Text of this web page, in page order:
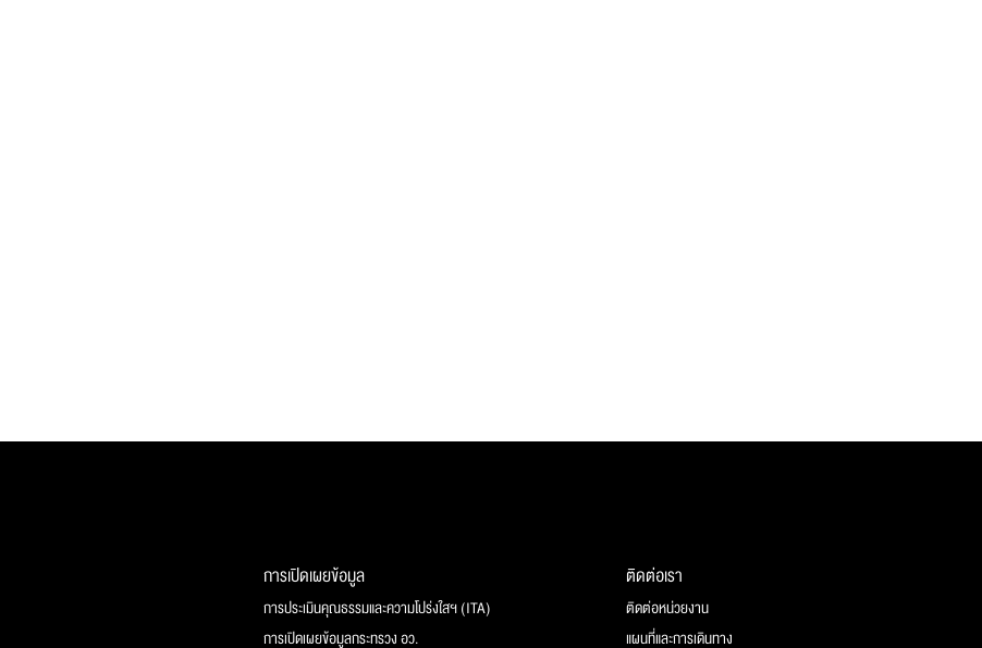
การเปิดเผยข้อมูล
การประเมินคุณธรรมและความโปร่งใสฯ (ITA)
การเปิดเผยข้อมูลกระทรวง อว.
ติดต่อเรา
ติดต่อหน่วยงาน
แผนที่และการเดินทาง